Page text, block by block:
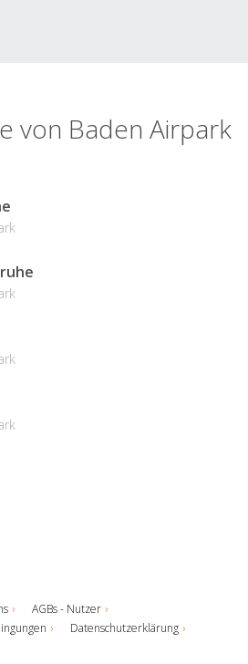
von Baden Airpark
AGBs - Nutzer
Datenschutzerklärung